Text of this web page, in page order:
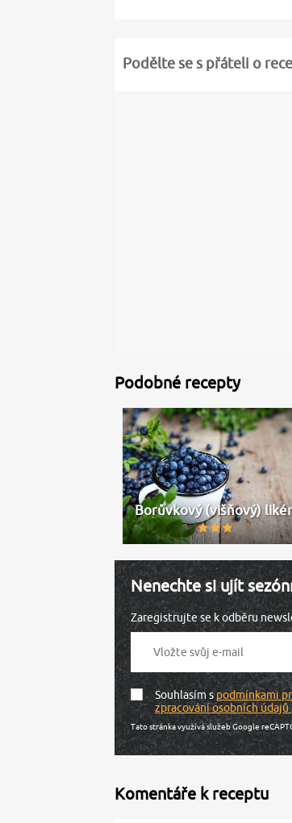
Podělte se s přáteli o
Podobné recepty
Borůvkový (višňový)
Nenechte si ujít
Zaregistrujte se k odběru
Souhlasím spodmínkami
zpracování osobních údajů
Tato stránka využívá služeb Google
Komentáře k receptu